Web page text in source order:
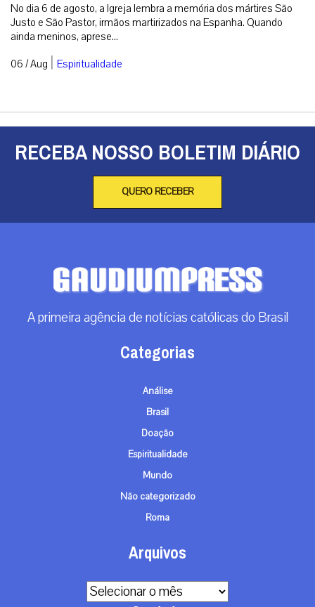
No dia 6 de agosto, a Igreja lembra a memória dos mártires São
Justo e São Pastor, irmãos martirizados na Espanha. Quando
ainda meninos, aprese...
06 / Aug | Espiritualidade
RECEBA NOSSO BOLETIM DIÁRIO
QUERO RECEBER
A primeira agência de notícias católicas do Brasil
Categorias
Análise
Brasil
Doação
Espiritualidade
Mundo
Não categorizado
Roma
Arquivos
Arquivos